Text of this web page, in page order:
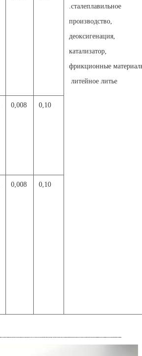
.сталеплавильное
производство,
деоксигенация,
катализатор,
фрикционные
литейное литье
0,008 0,10
0,008 0,10